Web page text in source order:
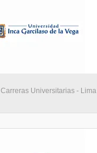
Carreras Universitarias - Lima